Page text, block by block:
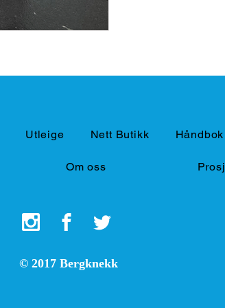
Utleige Nett Butikk
Om oss
© 2017 Bergknekk